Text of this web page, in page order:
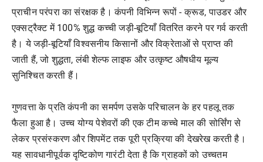
प्राचीन परंपरा का संरक्षक है। कंपनी विभिन्न रूपों - क्रूड, पाउडर और
एक्सट्रैक्ट में 100% शुद्ध कच्ची जड़ी-बूटियाँ वितरित करने पर गर्व करती
है। ये जड़ी-बूटियाँ विश्वसनीय किसानों और विक्रेताओं से प्राप्त की
जाती हैं, जो शुद्धता, लंबी शेल्फ लाइफ और उत्कृष्ट औषधीय मूल्य
सुनिश्चित करती हैं।
गुणवत्ता के प्रति कंपनी का समर्पण उसके परिचालन के हर पहलू तक
फैला हुआ है। उच्च योग्य पेशेवरों की एक टीम कच्चे माल की सोर्सिंग से
लेकर प्रसंस्करण और शिपमेंट तक पूरी प्रक्रिया की देखरेख करती है।
यह सावधानीपूर्वक दृष्टिकोण गारंटी देता है कि ग्राहकों को उच्चतम